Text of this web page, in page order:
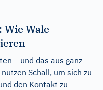
Wie Wale
– und das aus ganz
Schall, um sich zu
den Kontakt zu